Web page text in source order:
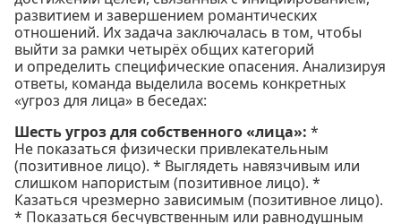
развитием и завершением романтических
отношений. Их задача заключалась в том, чтобы
выйти за рамки четырёх общих категорий
и определить специфические опасения. Анализируя
ответы, команда выделила восемь конкретных
«угроз для лица» в беседах:
Шесть угроз для собственного «лица»: *
Не показаться физически привлекательным
(позитивное лицо). * Выглядеть навязчивым или
слишком напористым (позитивное лицо). *
Казаться чрезмерно зависимым (позитивное лицо).
* Показаться бесчувственным или равнодушным